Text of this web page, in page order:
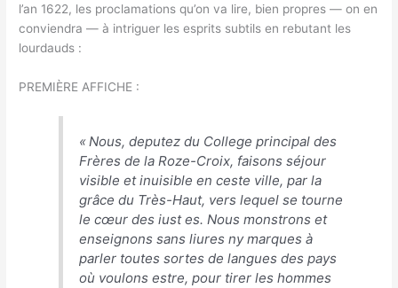
l’an 1622, les proclamations qu’on va lire, bien propres — on en
conviendra — à intriguer les esprits subtils en rebutant les
lourdauds :
PREMIÈRE AFFICHE :
«Nous, deputez du College principal des
Frères de la Roze-Croix, faisons séjour
visible et inuisible en ceste ville, par la
grâce du Très-Haut, vers lequel se tourne
le cœur des iust es. Nous monstrons et
enseignons sans liures ny marques à
parler toutes sortes de langues des pays
où voulons estre, pour tirer les hommes